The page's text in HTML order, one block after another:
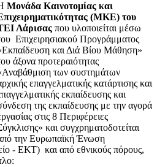
Μονάδα Καινοτομίας και
(ΜΚΕ) του
Λάρισας που υλοποιείται μέσω
Επιχειρησιακού Προγράμματος
και Διά Βίου Μάθηση»
άξονα προτεραιότητας
των συστημάτων
επαγγελματικής κατάρτισης και
εκπαίδευσης και
της εκπαίδευσης με την αγορά
στις 8 Περιφέρειες
και συγχρηματοδοτείται
την Ευρωπαϊκή Ένωση
- ΕΚΤ) και από εθνικούς πόρους,